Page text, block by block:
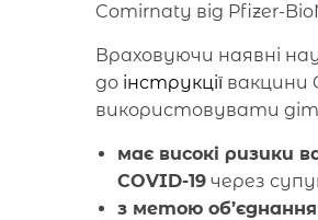
Comirnaty від Pfizer-
Враховуючи наявні
до інструкції вакцини
використовувати
має високі ризики
COVID-19 через
з метою об’єднання